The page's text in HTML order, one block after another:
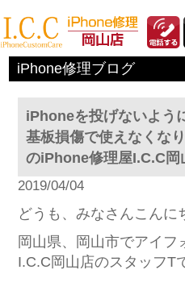
iPhone修理ブログ
iPhoneを投げないよ
基板損傷で使えなくな
のiPhone修理屋I.C.C岡
2019/04/04
どうも、みなさんこんに
岡山県、岡山市でアイフ
I.C.C岡山店のスタッフT